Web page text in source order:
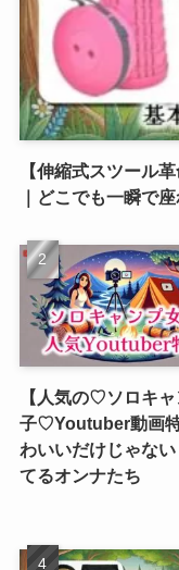
【伸縮式スツール
｜どこでも一瞬で
【人気の♡ソロキ
子♡Youtuber動画
わいいだけじゃな
てるオンナたち